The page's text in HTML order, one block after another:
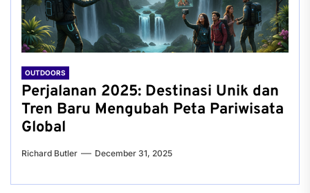
OUTDOORS
Perjalanan 2025: Destinasi Unik dan
Tren Baru Mengubah Peta Pariwisata
Global
Richard Butler December 31, 2025